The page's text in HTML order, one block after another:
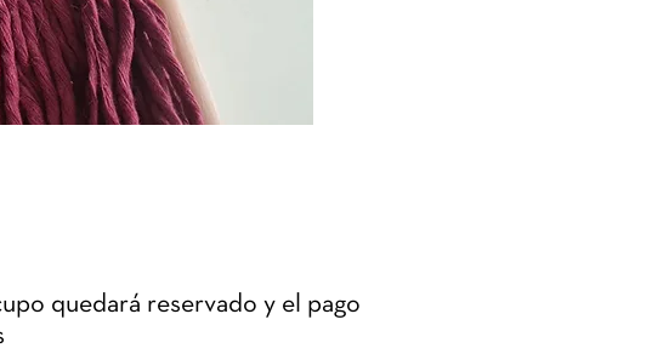
quedará reservado y el pago